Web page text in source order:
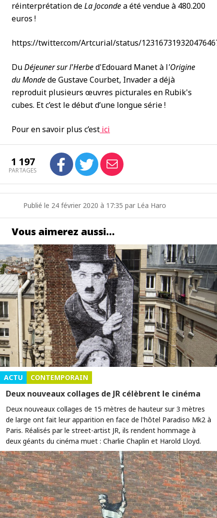
réinterprétation deLa Jocondea été vendue à 480.200
euros !
https://twitter.com/Artcurial/status/
DuDéjeuner sur l'Herbed'Edouard Manet à l'Origine
du Mondede Gustave Courbet, Invader a déjà
reproduit plusieurs œuvres picturales en Rubik's
cubes. Et c’est le début d’une longue série !
Pour en savoir plus c’est ici
1 197
PARTAGES
Publié le 24 février 2020 à 17:35 par Léa Haro
Vous aimerez aussi…
ACTU CONTEMPORAIN
Deux nouveaux collages de JR célèbrent le cinéma
Deux nouveaux collages de 15 mètres de hauteur sur 3 mètres
de large ont fait leur apparition en face de l'hôtel Paradiso Mk2 à
Paris. Réalisés par le street-artist JR, ils rendent hommage à
deux géants du cinéma muet : Charlie Chaplin et Harold Lloyd.